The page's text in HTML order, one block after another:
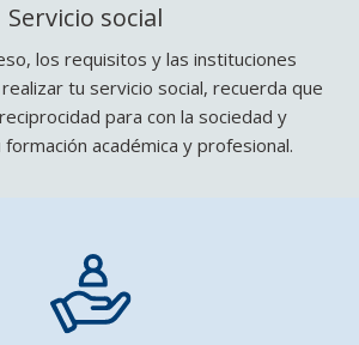
Servicio social
los requisitos y las instituciones
tu servicio social, recuerda que
para con la sociedad y
académica y profesional.